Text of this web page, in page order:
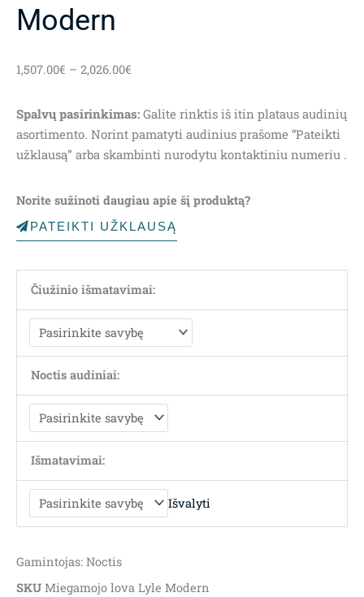
Modern
1,507.00€ – 2,026.00€
through
2,026.00€
Spalvų pasirinkimas: Galite rinktis iš itin plataus audinių
asortimento. Norint pamatyti audinius prašome “Pateikti
užklausą” arba skambinti nurodytu kontaktiniu numeriu .
Norite sužinoti daugiau apie šį produktą?
PATEIKTI UŽKLAUSĄ
Čiužinio išmatavimai:
Noctis audiniai:
Išmatavimai:
Išvalyti
Gamintojas: Noctis
SKU Miegamojo lova Lyle Modern